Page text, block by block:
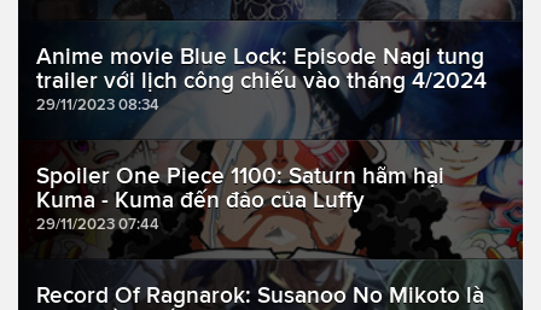
Anime movie Blue Lock: Episode Nagi tung
trailer với lịch công chiếu vào tháng 4/2024
29/11/2023 08:34
Spoiler One Piece 1100: Saturn hãm hại
Kuma - Kuma đến đảo của Luffy
29/11/2023 07:44
Record Of Ragnarok: Susanoo No Mikoto là